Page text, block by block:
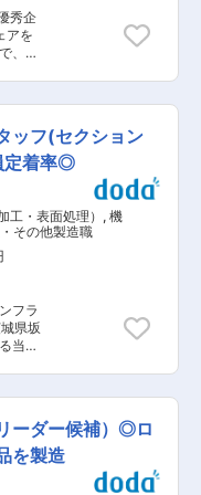
験装
に使
どが
査す
てい
」と
。 ■
50代
と、
いま
をい
にく
機械
り、
てい
、本
して
合病
いた
なっ
秀企
アを
、製
電話
製
役
なり
事務
ーダ
して
が在
方を
欠か
」。
の装
など
る存
当。
ッフ(セクション
定着率◎
工・表面処理） , 機
その他製造職
フラ
県坂
当
す。
作業
ョン
各
各セ
ーダー候補）◎ロ
を製造